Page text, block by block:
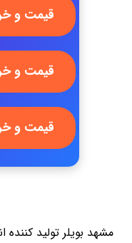
قیمت و
قیمت و
قیمت و
مشهد بویلر تولید کننده